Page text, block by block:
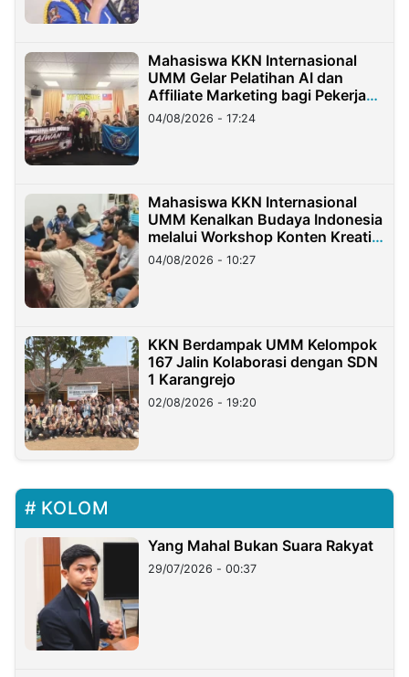
Mahasiswa KKN Internasional
UMM Gelar Pelatihan AI dan
Affiliate Marketing bagi Pekerja
Migran Indonesia di Taiwan
04/08/2026 - 17:24
Mahasiswa KKN Internasional
UMM Kenalkan Budaya Indonesia
melalui Workshop Konten Kreatif
di Taiwan
04/08/2026 - 10:27
KKN Berdampak UMM Kelompok
167 Jalin Kolaborasi dengan SDN
1 Karangrejo
02/08/2026 - 19:20
KOLOM
Yang Mahal Bukan Suara Rakyat
29/07/2026 - 00:37